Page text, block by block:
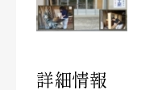
詳細情報